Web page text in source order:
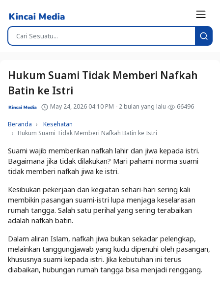
Hukum Suami Tidak Memberi Nafkah
Batin ke Istri
May 24, 2026 04:10 PM - 2 bulan yang lalu 66496
Beranda
Kesehatan
Hukum Suami Tidak Memberi Nafkah Batin ke Istri
Suami wajib memberikan nafkah lahir dan jiwa kepada istri.
Bagaimana jika tidak dilakukan? Mari pahami norma suami
tidak memberi nafkah jiwa ke istri.
Kesibukan pekerjaan dan kegiatan sehari-hari sering kali
membikin pasangan suami-istri lupa menjaga keselarasan
rumah tangga. Salah satu perihal yang sering terabaikan
adalah nafkah batin.
Dalam aliran Islam, nafkah jiwa bukan sekadar pelengkap,
melainkan tanggungjawab yang kudu dipenuhi oleh pasangan,
khususnya suami kepada istri. Jika kebutuhan ini terus
diabaikan, hubungan rumah tangga bisa menjadi renggang.